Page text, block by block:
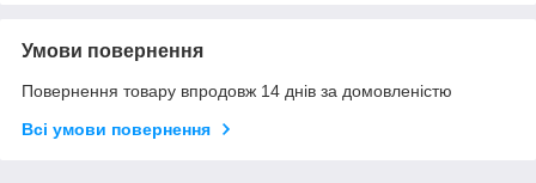
Умови повернення
Повернення товару впродовж 14 днів за домовленістю
Всі умови повернення